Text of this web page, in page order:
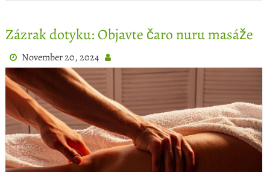
Zázrak dotyku: Objavte čaro nuru masáže
November 20, 2024